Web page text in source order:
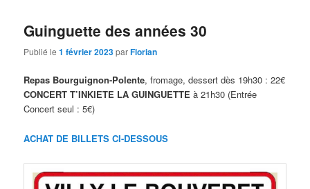
Guinguette des années 30
Publié le1 février 2023parFlorian
Repas Bourguignon-Polente, fromage, dessert dès 19h30 : 22€
CONCERT T’INKIETE LA GUINGUETTEà 21h30 (Entrée
Concert seul : 5€)
ACHAT DE BILLETS CI-DESSOUS